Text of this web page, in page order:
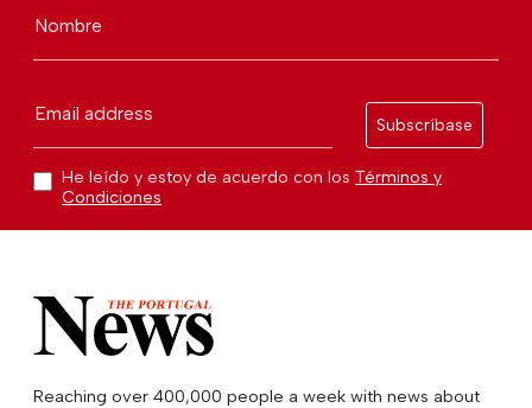
Nombre
Email address
Subscríbase
He leído y estoy de acuerdo con los Términos y
Condiciones
Reaching over 400,000 people a week with news about